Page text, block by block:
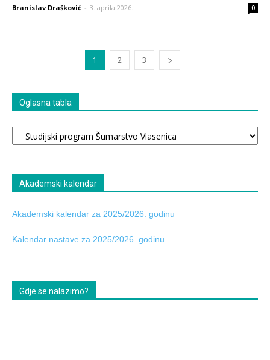
Branislav Drašković - 3. aprila 2026. 0
1 2 3
Oglasna tabla
Oglasna
tabla
Akademski kalendar
Akademski kalendar za 2025/2026. godinu
Kalendar nastave za 2025/2026. godinu
Gdje se nalazimo?